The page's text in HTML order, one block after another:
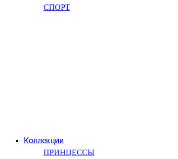
СПОРТ
Коллекции
ПРИНЦЕССЫ